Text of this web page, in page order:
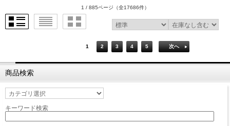
1 / 885ページ （全17686件）
1 2 3 4 5 次へ
商品検索
キーワード検索